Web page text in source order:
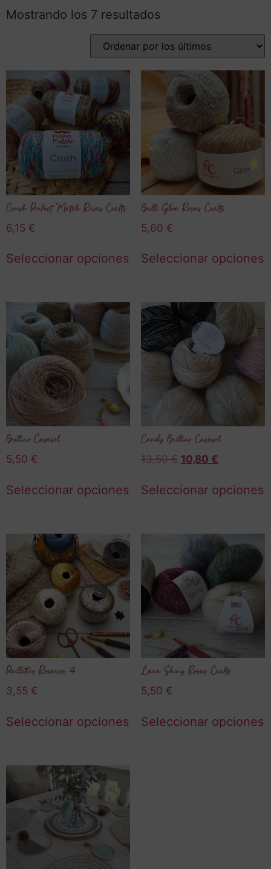
Mostrando los 7 resultados
Crush Perfect Match Rosas Crafts
6,15 €
Seleccionar opciones
Brilli Glow Rosas Crafts
5,60 €
Seleccionar opciones
Brillino Casasol
5,50 €
Seleccionar opciones
Candy Brillino Casasol
13,50€ 10,80 €
Seleccionar opciones
Paillettes Rosarios 4
3,55 €
Seleccionar opciones
Lana Shiny Rosas Crafts
5,50 €
Seleccionar opciones